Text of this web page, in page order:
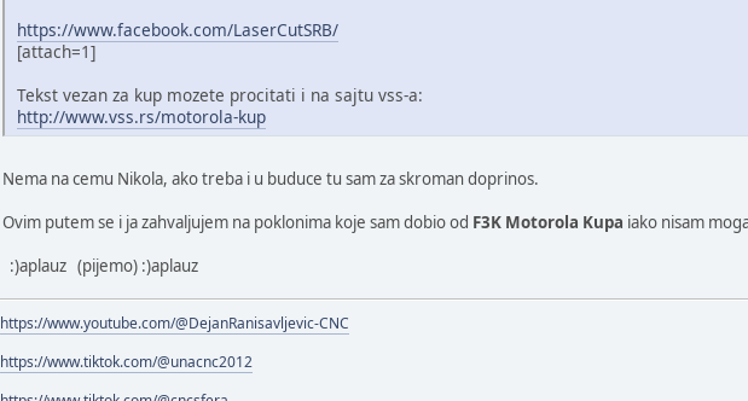
https://www.facebook.com/LaserCutSRB/
[attach=1]
Tekst vezan za kup mozete procitati i na sajtu vss-a:
http://www.vss.rs/motorola-kup
Nema na cemu Nikola, ako treba i u buduce tu sam za skroman doprinos.
Ovim putem se i ja zahvaljujem na poklonima koje sam dobio od F3K Motorola Kupa iako nisam
:)aplauz (pijemo) :)aplauz
https://www.youtube.com/@DejanRanisavljevic-CNC
https://www.tiktok.com/@unacnc2012